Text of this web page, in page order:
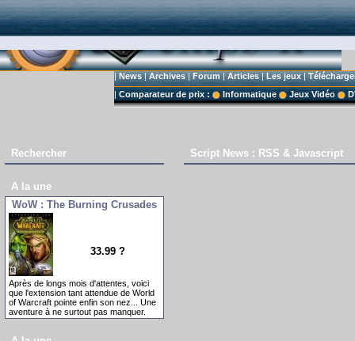
|News|Archives|Forum|Articles|Les jeux|
| Comparateur de prix : Informatique Jeux Vidéo
Rechercher
A la une
WoW : The Burning Crusades
33.99 ?
Après de longs mois d'attentes, voici
que l'extension tant attendue de World
of Warcraft pointe enfin son nez... Une
aventure à ne surtout pas manquer.
Script News : RSS & Javascript